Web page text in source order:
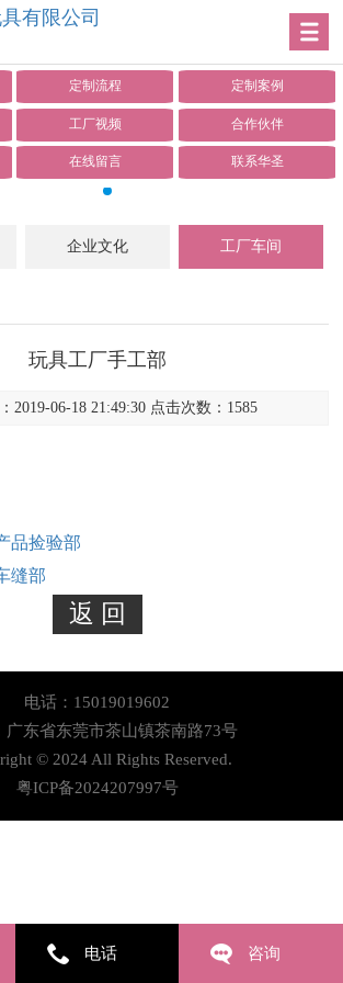
定制流程 定制案例
工厂视频 合作伙伴
在线留言 联系华圣
企业文化 工厂车间
玩具工厂手工部
2019-06-18 21:49:30 点击次数：1585
品捡验部
缝部
电话：15019019602
广东省东莞市茶山镇茶南路73号
© 2024 All Rights Reserved.
粤ICP备2024207997号
电话 咨询